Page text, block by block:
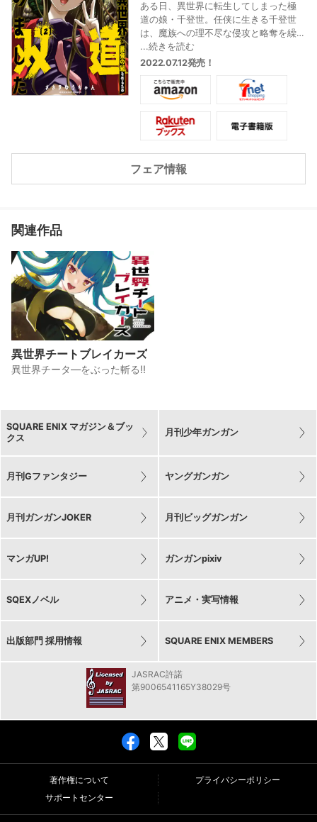
ある日、異世界に転生してしまった極
道の娘・千登世。任侠に生きる千登世
は、魔族への理不尽な侵攻と略奪を繰
り返す人間の組織『勇者兵団』と対立
し、見事に撃退してみせたのだった! し
かし、突如として『十二使徒』と呼ば
れる敵幹部が現れ、その圧倒的な力の
前に、千登世は己の無力を噛み締める
ことに…!?
最強ヤクザの異世界極道無双、第2巻!!
...続きを読む
2022.07.12発売！
フェア情報
関連作品
異世界チートブレイカーズ
異世界チータ―をぶった斬る!!
SQUARE ENIX マガジン＆ブッ
クス
月刊少年ガンガン
月刊Gファンタジー ヤングガンガン
月刊ガンガンJOKER 月刊ビッグガンガン
マンガUP! ガンガンpixiv
SQEXノベル アニメ・実写情報
出版部門 採用情報 SQUARE ENIX MEMBERS
JASRAC許諾
第9006541165Y38029号
著作権について
プライバシーポリシー
サポートセンター